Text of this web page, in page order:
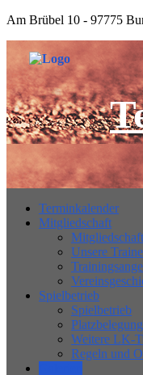
Am Brübel 10 - 97775
Terminkalender
Mitgliedschaft
Mitgliedschaft
Unsere
Spielbetrieb
Spielbetrieb
Platzbelegung
Weitere LK-
Regeln und